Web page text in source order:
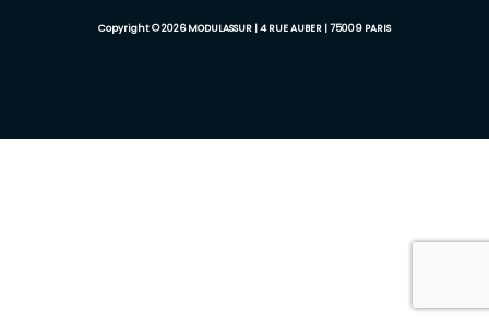
Copyright © 2026 MODULASSUR | 4 RUE AUBER | 75009 PARIS